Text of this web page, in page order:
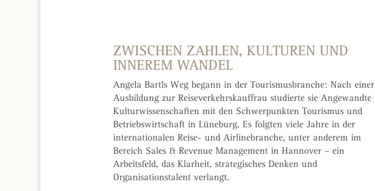
ZWISCHEN ZAHLEN, KULTUREN UND
INNEREM WANDEL
Angela Bartls Weg begann in der Tourismusbranche: Nach einer
Ausbildung zur Reiseverkehrskauffrau studierte sie Angewandte
Kulturwissenschaften mit den Schwerpunkten Tourismus und
Betriebswirtschaft in Lüneburg. Es folgten viele Jahre in der
internationalen Reise- und Airlinebranche, unter anderem im
Bereich Sales & Revenue Management in Hannover – ein
Arbeitsfeld, das Klarheit, strategisches Denken und
Organisationstalent verlangt.